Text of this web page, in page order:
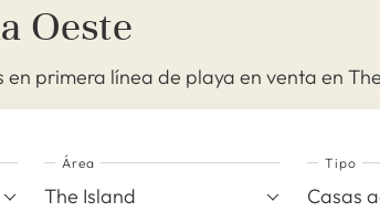
Oeste
en primera línea de playa en venta en
Área
The Island
Tipo
Casas